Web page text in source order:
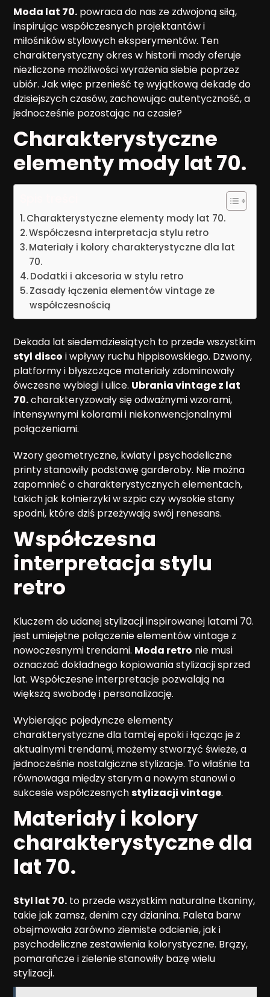
Moda lat 70. powraca do nas ze zdwojoną siłą,
inspirując współczesnych projektantów i
miłośników stylowych eksperymentów. Ten
charakterystyczny okres w historii mody oferuje
niezliczone możliwości wyrażenia siebie poprzez
ubiór. Jak więc przenieść tę wyjątkową dekadę do
dzisiejszych czasów, zachowując autentyczność, a
jednocześnie pozostając na czasie?
Charakterystyczne
elementy mody lat 70.
Charakterystyczne elementy mody lat 70.
Współczesna interpretacja stylu retro
Materiały i kolory charakterystyczne dla lat
70.
Dodatki i akcesoria w stylu retro
Zasady łączenia elementów vintage ze
współczesnością
Dekada lat siedemdziesiątych to przede wszystkim
styl disco i wpływy ruchu hippisowskiego. Dzwony,
platformy i błyszczące materiały zdominowały
ówczesne wybiegi i ulice. Ubrania vintage z lat
70.charakteryzowały się odważnymi wzorami,
intensywnymi kolorami i niekonwencjonalnymi
połączeniami.
Wzory geometryczne, kwiaty i psychodeliczne
printy stanowiły podstawę garderoby. Nie można
zapomnieć o charakterystycznych elementach,
takich jak kołnierzyki w szpic czy wysokie stany
spodni, które dziś przeżywają swój renesans.
Współczesna
interpretacja stylu
retro
Kluczem do udanej stylizacji inspirowanej latami 70.
jest umiejętne połączenie elementów vintage z
nowoczesnymi trendami. Moda retro nie musi
oznaczać dokładnego kopiowania stylizacji sprzed
lat. Współczesne interpretacje pozwalają na
większą swobodę i personalizację.
Wybierając pojedyncze elementy
charakterystyczne dla tamtej epoki i łącząc je z
aktualnymi trendami, możemy stworzyć świeże, a
jednocześnie nostalgiczne stylizacje. To właśnie ta
równowaga między starym a nowym stanowi o
sukcesie współczesnychstylizacji vintage.
Materiały i kolory
charakterystyczne dla
lat 70.
Styl lat 70. to przede wszystkim naturalne tkaniny,
takie jak zamsz, denim czy dzianina. Paleta barw
obejmowała zarówno ziemiste odcienie, jak i
psychodeliczne zestawienia kolorystyczne. Brązy,
pomarańcze i zielenie stanowiły bazę wielu
stylizacji.